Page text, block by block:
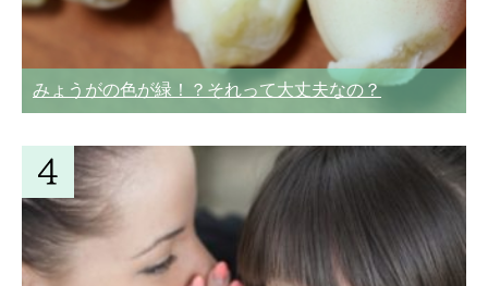
みょうがの色が緑！？それって大丈夫なの？